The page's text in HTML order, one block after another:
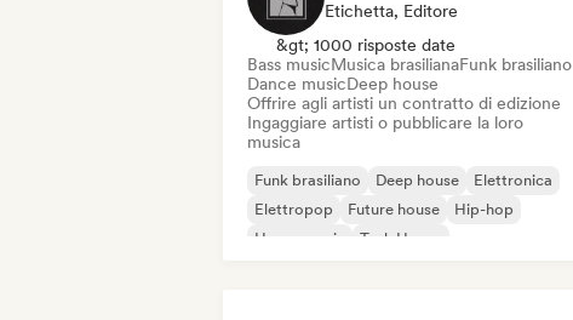
Etichetta, Editore
&gt; 1000 risposte date
Bass musicMusica brasilianaFunk brasiliano
Dance musicDeep house
Offrire agli artisti un contratto di edizione
Ingaggiare artisti o pubblicare la loro
musica
Funk brasiliano Deep house
Elettronica
Elettropop
Future house
Hip-hop
House music
Tech House